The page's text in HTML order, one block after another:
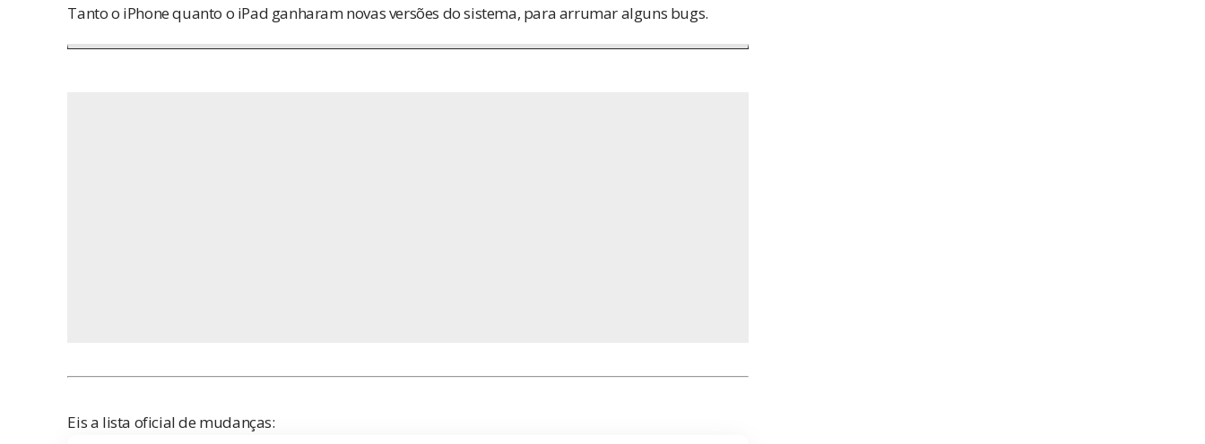
Tanto o iPhone quanto o iPad ganharam novas versões do sistema, para arrumar alguns bugs.
Eis a lista oficial de mudanças: